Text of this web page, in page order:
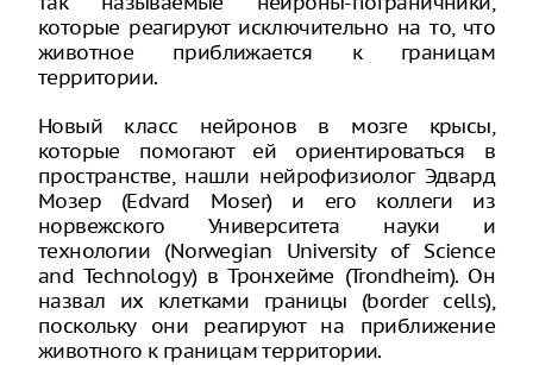
которые реагируют исключительно на то, что
животное приближается к границам
территории.
Новый класс нейронов в мозге крысы,
которые помогают ей ориентироваться в
пространстве, нашли нейрофизиолог Эдвард
Мозер (Edvard Moser) и его коллеги из
норвежского Университета науки и
технологии (Norwegian University of Science
and Technology) в Тронхейме (Trondheim). Он
назвал их клетками границы (border cells),
поскольку они реагируют на приближение
животного к границам территории.